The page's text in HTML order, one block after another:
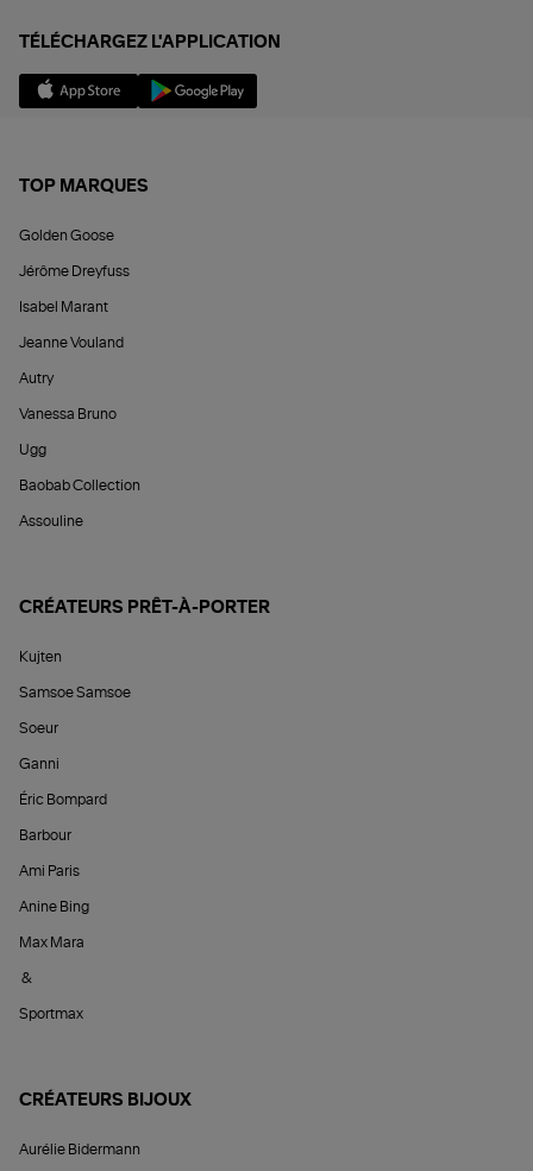
TÉLÉCHARGEZ L'APPLICATION
TOP MARQUES
Golden Goose
Jérôme Dreyfuss
Isabel Marant
Jeanne Vouland
Autry
Vanessa Bruno
Ugg
Baobab Collection
Assouline
CRÉATEURS PRÊT-À-PORTER
Kujten
Samsoe Samsoe
Soeur
Ganni
Éric Bompard
Barbour
Ami Paris
Anine Bing
Max Mara
&
Sportmax
CRÉATEURS BIJOUX
Aurélie Bidermann